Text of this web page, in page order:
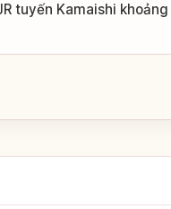
tuyến Kamaishi khoảng